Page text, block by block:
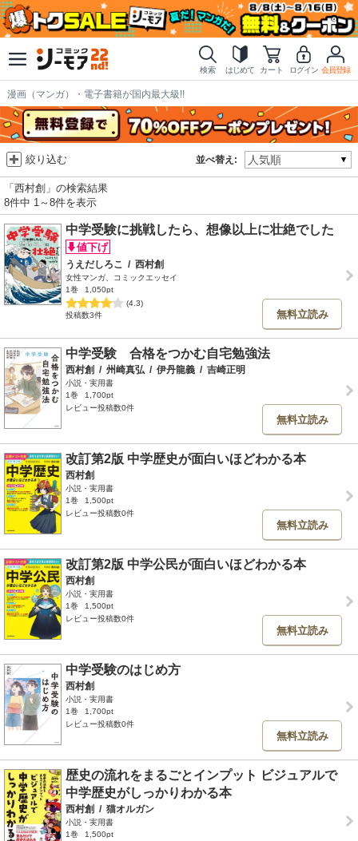
検索 はじめて カート ログイン 会員登録
漫画（マンガ）・電子書籍が国内最大級!!
並べ替え:
絞り込む
「西村創」の検索結果
8件中 1～8件を表示
中学受験に挑戦したら、想像以上に壮絶でした
うえだしろこ / 西村創
女性マンガ、コミックエッセイ
1巻
1,050pt
(4.3)
投稿数3件
無料立読み
中学受験 合格をつかむ自宅勉強法
西村創 / 州崎真弘 / 伊丹龍義 / 吉崎正明
小説・実用書
1巻
1,700pt
レビュー投稿数0件
無料立読み
改訂第2版 中学歴史が面白いほどわかる本
西村創
小説・実用書
1巻
1,500pt
レビュー投稿数0件
無料立読み
改訂第2版 中学公民が面白いほどわかる本
西村創
小説・実用書
1巻
1,500pt
レビュー投稿数0件
無料立読み
中学受験のはじめ方
西村創
小説・実用書
1巻
1,700pt
レビュー投稿数0件
無料立読み
歴史の流れをまるごとインプット ビジュアルで
中学歴史がしっかりわかる本
西村創 / 猫オルガン
小説・実用書
1巻
1,500pt